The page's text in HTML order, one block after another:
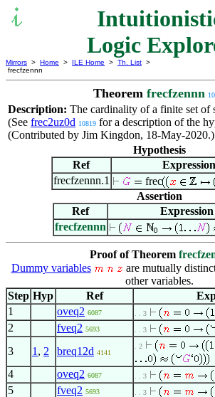
Logic
Mirrors > Home > ILE Home > Th. List >
frecfzennn
Theorem frecfzennn
Description: The cardinality of a finite set of
(See frec2uz0d 10819 for a description of the
(Contributed by Jim Kingdon, 18-May-2020.)
Hypothesis
Ref
Expression
frecfzennn.1
frec
Assertion
Ref
Expression
frecfzennn
Proof of Theorem
Dummy variables
are mutually
other variables.
Step Hyp Ref
1
oveq2 6087 . . 3
2 fveq2 5693 . . 3
3 1 , 2 breq12d 4141
. 2
4 oveq2 6087 . . 3
5 fveq2 5693 . . 3